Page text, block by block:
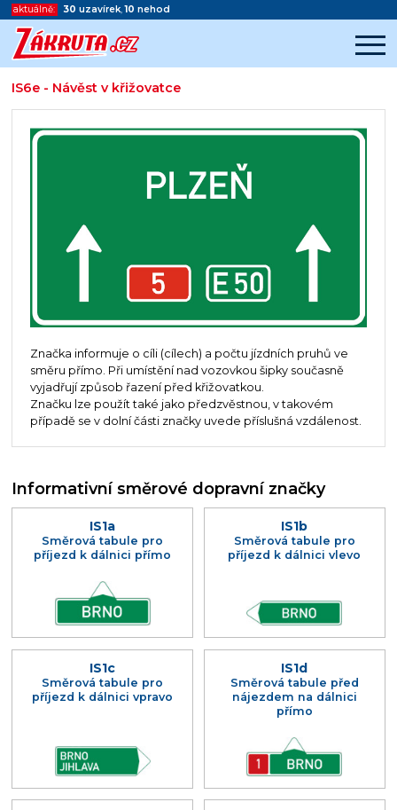
aktuálně: 30 uzavírek,10 nehod
IS6e - Návěst v křižovatce
Začátek reklamy
Konec reklamy
Značka informuje o cíli (cílech) a počtu jízdních pruhů ve
směru přímo. Při umístění nad vozovkou šipky současně
vyjadřují způsob řazení před křižovatkou.
Značku lze použít také jako předzvěstnou, v takovém
případě se v dolní části značky uvede příslušná vzdálenost.
Informativní směrové dopravní značky
IS1a
Směrová tabule pro
příjezd k dálnici přímo
IS1b
Směrová tabule pro
příjezd k dálnici vlevo
IS1c
Směrová tabule pro
příjezd k dálnici vpravo
IS1d
Směrová tabule před
nájezdem na dálnici
přímo